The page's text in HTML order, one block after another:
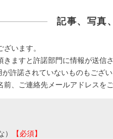
記事、写真
います。
きますと許諾部門に情報が送信
許諾されていないものもござ
前、ご連絡先メールアドレスを
） 【必須】